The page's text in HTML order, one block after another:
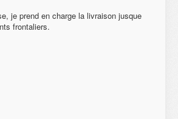
je prend en charge la livraison jusque
frontaliers.